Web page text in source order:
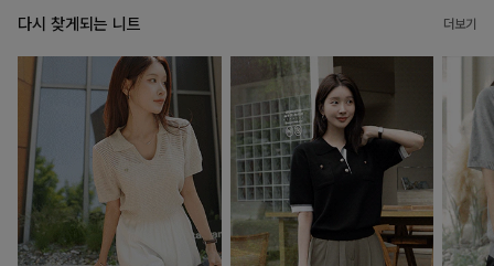
다시 찾게되는 니트 더보기